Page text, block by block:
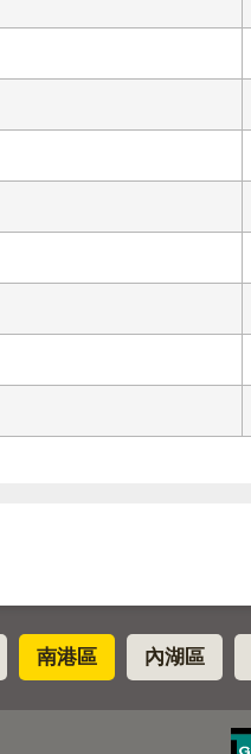
南港區 內湖區